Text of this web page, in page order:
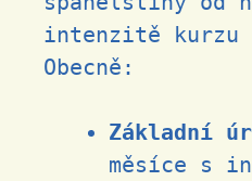
intenzitě kurzu
Obecně:
Základní
měsíce s